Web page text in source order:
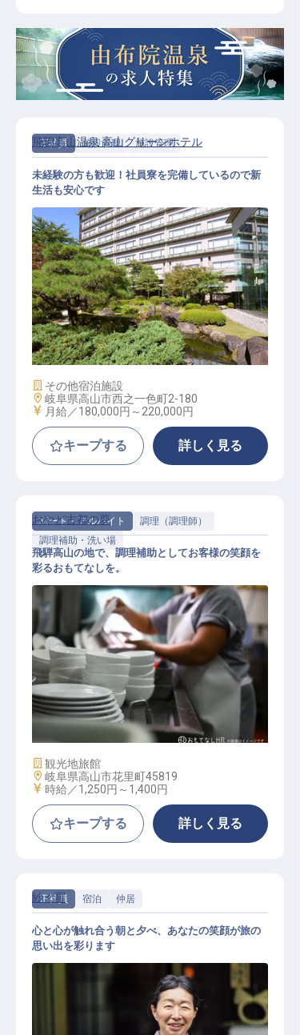
正社員 施設管理 施設管理
施設管理スタッフ
飛騨高山温泉 高山グリーンホテル
未経験の方も歓迎！社員寮を完備しているので新
生活も安心です
施設業態
その他宿泊施設
勤務地
岐阜県高山市西之一色町2-180
給与
月給／180,000円～ 220,000円
キープする 詳しく見る
パート・アルバイト
調理（調理師）
調理補助・洗い場
調理補助スタッフ
おやど古都の夢
飛騨高山の地で、調理補助としてお客様の笑顔を
彩るおもてなしを。
施設業態
観光地旅館
勤務地
岐阜県高山市花里町45819
給与
時給／1,250円～ 1,400円
キープする 詳しく見る
正社員 宿泊 仲居
紗々羅
心と心が触れ合う朝と夕べ、あなたの笑顔が旅の
思い出を彩ります